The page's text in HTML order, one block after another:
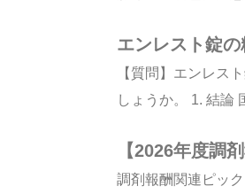
エンレスト錠
【質問】エンレス
しょうか。 1. 結論
【2026年度調
調剤報酬関連ピッ